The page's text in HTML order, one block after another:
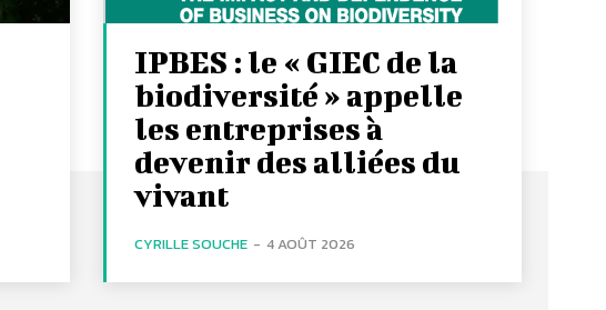
IPBES : le « GIEC de la
biodiversité » appelle
les entreprises à
devenir des alliées du
vivant
CYRILLE SOUCHE - 4 AOÛT 2026